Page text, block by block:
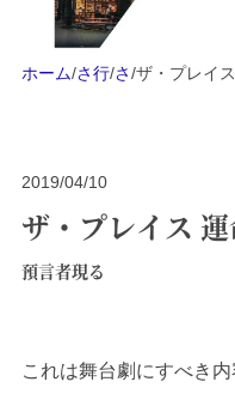
ホーム/さ行/さ/ザ・プレイ
2019/04/10
ザ・プレイス
預言者現る
これは舞台劇にすべき内